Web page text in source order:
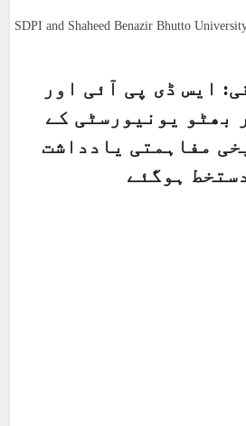
ایس ڈی پی آئی اور
بھٹو یونیورسٹی کے
مفاہمتی یادداشت
ہوگئے